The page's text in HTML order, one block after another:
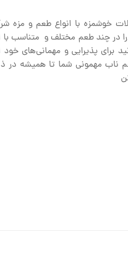
خوشمزه با انواع طعم و مزه
چند طعم مختلف و متناسب با
پذیرایی و مهمانی‌های خود
ناب مهمونی شما تا همیشه در